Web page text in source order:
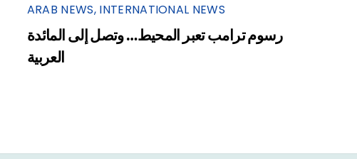
ARAB NEWS, INTERNATIONAL NEWS
رسوم ترامب تعبر المحيط… وتصل إلى المائدة
العربية